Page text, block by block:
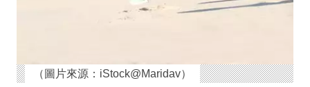
（圖片來源：iStock@Maridav）